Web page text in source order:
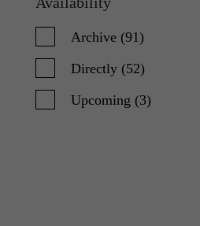
Archive (91)
Directly (52)
Upcoming (3)